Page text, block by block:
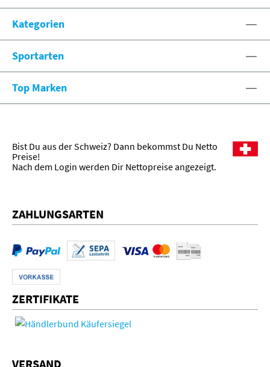
eshop@spexx.org
Kategorien
Sportarten
Top Marken
Bist Du aus der Schweiz? Dann bekommst Du Netto
Preise!
Nach dem Login werden Dir Nettopreise angezeigt.
ZAHLUNGSARTEN
ZERTIFIKATE
VERSAND